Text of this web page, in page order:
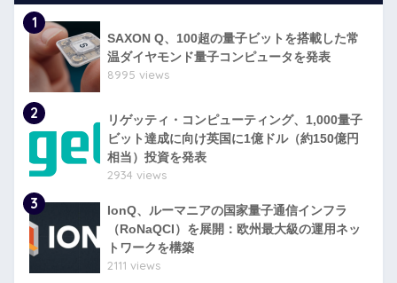
1
SAXON Q、100超の量子ビットを搭載した常
温ダイヤモンド量子コンピュータを発表
8995 views
2
リゲッティ・コンピューティング、1,000量子
ビット達成に向け英国に1億ドル（約150億円
相当）投資を発表
2934 views
3
IonQ、ルーマニアの国家量子通信インフラ
（RoNaQCI）を展開：欧州最大級の運用ネッ
トワークを構築
2111 views